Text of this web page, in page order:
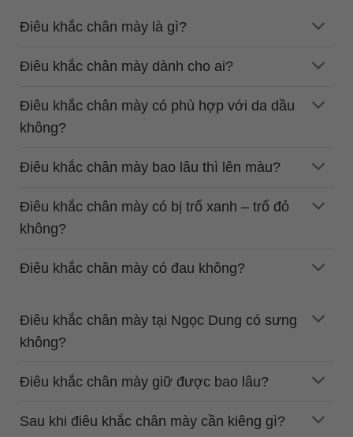
Điêu khắc chân mày là gì?
Điêu khắc chân mày dành cho ai?
Điêu khắc chân mày có phù hợp với da dầu
không?
Điêu khắc chân mày bao lâu thì lên màu?
Điêu khắc chân mày có bị trổ xanh – trổ đỏ
không?
Điêu khắc chân mày có đau không?
Điêu khắc chân mày tại Ngọc Dung có sưng
không?
Điêu khắc chân mày giữ được bao lâu?
Sau khi điêu khắc chân mày cần kiêng gì?